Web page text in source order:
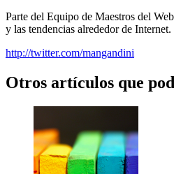
Parte del Equipo de Maestros del
y las tendencias alrededor de Internet.
http://twitter.com/mangandini
Otros artículos que